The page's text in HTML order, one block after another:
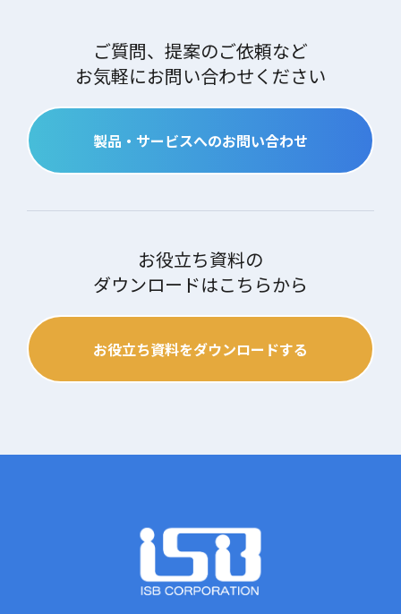
ご質問、提案のご依頼など
お気軽にお問い合わせください
製品・サービスへのお問い合わせ
お役立ち資料の
ダウンロードはこちらから
お役立ち資料をダウンロードする